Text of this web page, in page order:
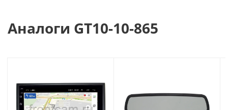
интернету. Хороший звук и возможность подключения
обращайтесь к нашим менеджерам.
Аналоги GT10-10-865